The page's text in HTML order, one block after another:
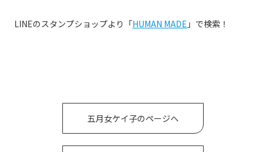
LINEのスタンプショップより「HUMAN MADE 」で検索！
五月女ケイ子のページへ